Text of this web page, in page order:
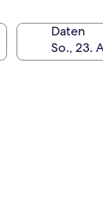
Daten